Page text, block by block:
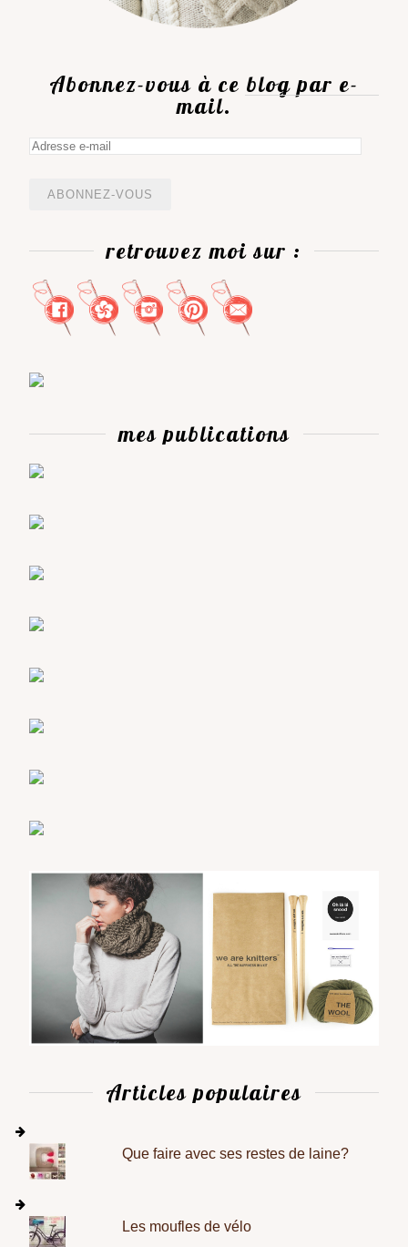
Abonnez-vous à ce blog par e-
mail.
Adresse
mail
retrouvez moi sur :
mes publications
Articles populaires
Que faire avec ses restes de laine?
Les moufles de vélo